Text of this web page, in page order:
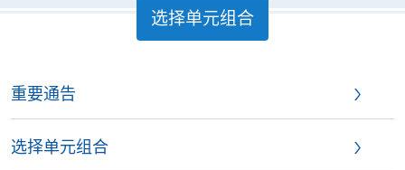
选择单元组合
重要通告
选择单元组合